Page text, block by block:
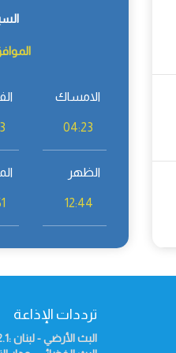
السبت
الامساك
04:23
الظهر
12:44
ترددات الإذاعة
البث الأرضي - لبنان :92.1